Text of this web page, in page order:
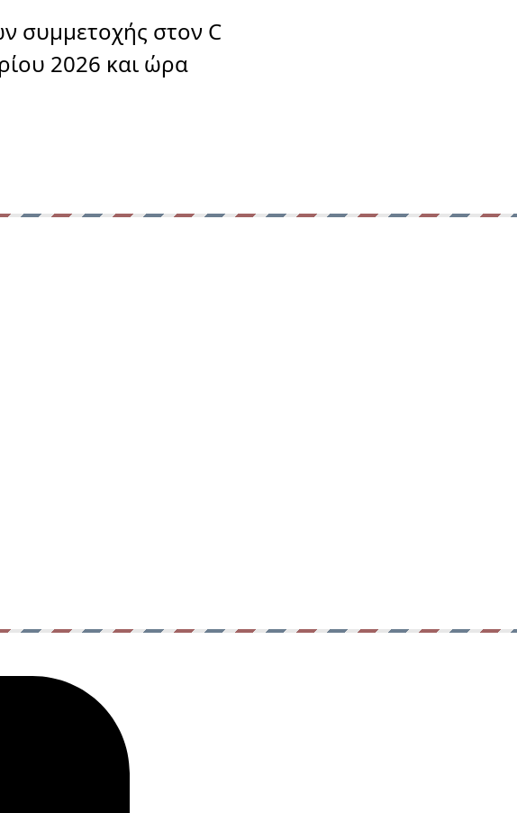
συμμετοχής στον C
2026 και ώρα